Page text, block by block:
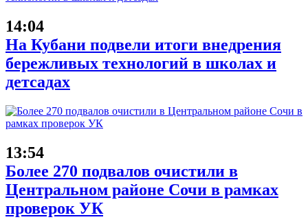
14:04
На Кубани подвели итоги внедрения
бережливых технологий в школах и
детсадах
13:54
Более 270 подвалов очистили в
Центральном районе Сочи в рамках
проверок УК